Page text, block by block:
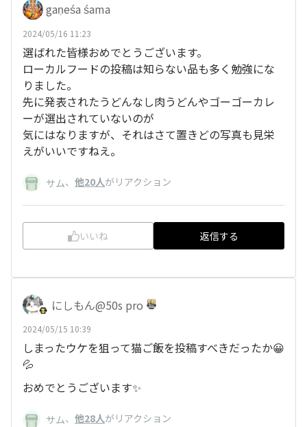
gaṇeśa śama
2024/05/16 11:23
選ばれた皆様おめでとうございます。
ローカルフードの投稿は知らない品も多く勉強にな
りました。
先に発表されたうどんなし肉うどんやゴーゴーカレ
ーが選出されていないのが
気にはなりますが、それはさて置きどの写真も見栄
えがいいですねえ。
サム、 他20人がリアクション
いいね 返信する
にしもん@50s pro
2024/05/15 10:39
しまったウケを狙って猫ご飯を投稿すべきだったか😀
💦
おめでとうございます✨
サム、 他28人がリアクション